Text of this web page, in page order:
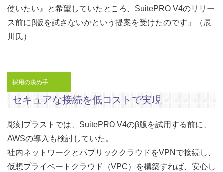
使いたい』と希望していたところ、SuitePRO V4のリリー
ス前にβ版を試さないかという提案を受けたのです」（辰
川氏）
採用の決め手
セキュアな接続を低コストで実現
彫刻プラストでは、SuitePRO V4のβ版を試用する前に、
AWSの導入も検討していた。
社内ネットワークとパブリッククラウドをVPNで接続し、
仮想プライベートクラウド（VPC）を構築すれば、安心し